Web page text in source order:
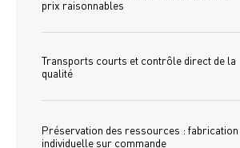
prix raisonnables
Transports courts et contrôle direct de la
qualité
Préservation des ressources : fabrication
individuelle sur commande